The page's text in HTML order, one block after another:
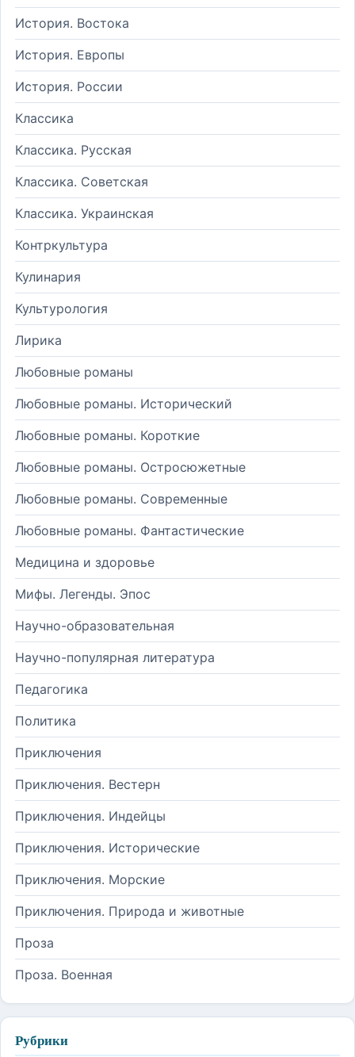
История. Востока
История. Европы
История. России
Классика
Классика. Русская
Классика. Советская
Классика. Украинская
Контркультура
Кулинария
Культурология
Лирика
Любовные романы
Любовные романы. Исторический
Любовные романы. Короткие
Любовные романы. Остросюжетные
Любовные романы. Современные
Любовные романы. Фантастические
Медицина и здоровье
Мифы. Легенды. Эпос
Научно-образовательная
Научно-популярная литература
Педагогика
Политика
Приключения
Приключения. Вестерн
Приключения. Индейцы
Приключения. Исторические
Приключения. Морские
Приключения. Природа и животные
Проза
Проза. Военная
Рубрики